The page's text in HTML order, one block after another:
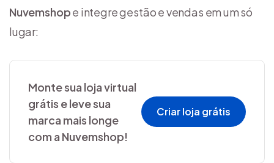
Nuvemshope integre gestão e vendas em um só
lugar:
Monte sua loja virtual
grátis e leve sua
marca mais longe
com a Nuvemshop!
Criar loja grátis